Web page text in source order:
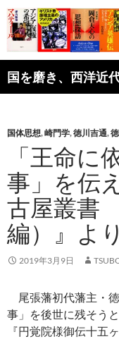
コ
ン
テ
ン
ツ
へ
キ
国を磨き、西洋近
索
国体思想,崎門学,徳川吉通,
「王命に
事」を伝
古屋叢書
編）』より
2019年3月9日
尾張藩初代藩主・
事」を後世に残そう
『円覚院様御伝十五